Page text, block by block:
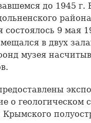
до 1945 г.
района
состоялось 9 мая
в двух
музея
о геологическом
Крымского